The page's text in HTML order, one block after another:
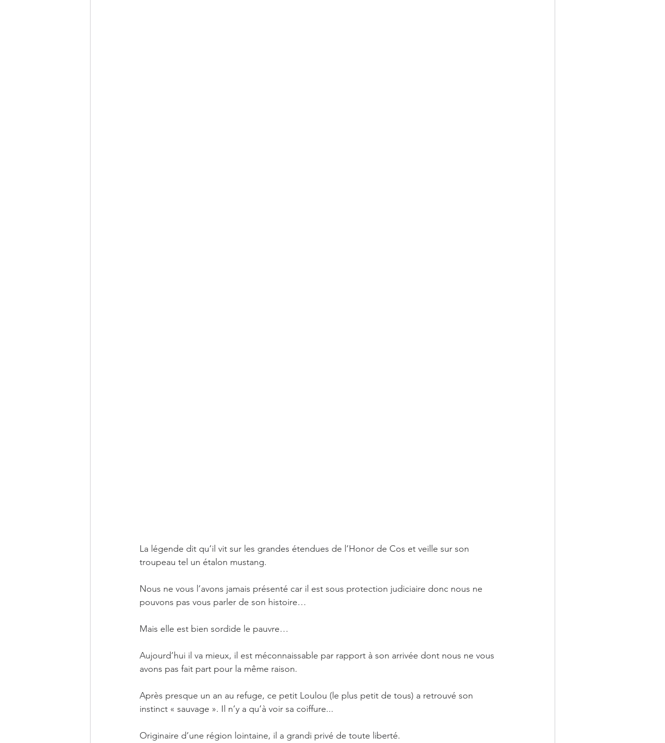
La légende dit qu’il vit sur les grandes étendues de l’Honor de Cos et veille sur son
troupeau tel un étalon mustang.
Nous ne vous l’avons jamais présenté car il est sous protection judiciaire donc nous ne
pouvons pas vous parler de son histoire…
Mais elle est bien sordide le pauvre…
Aujourd’hui il va mieux, il est méconnaissable par rapport à son arrivée dont nous ne vous
avons pas fait part pour la même raison.
Après presque un an au refuge, ce petit Loulou (le plus petit de tous) a retrouvé son
instinct « sauvage ». Il n’y a qu’à voir sa coiffure...
Originaire d’une région lointaine, il a grandi privé de toute liberté.